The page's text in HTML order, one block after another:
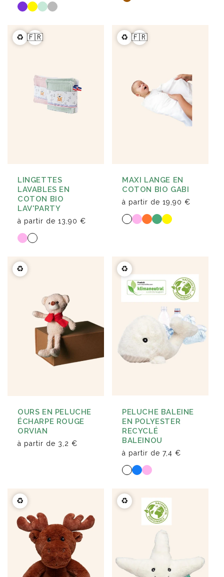
♻️ 🇫🇷
LINGETTES
LAVABLES EN
COTON BIO
LAV'PARTY
à partir de 13,90 €
♻️ 🇫🇷
MAXI LANGE EN
COTON BIO GABI
à partir de 19,90 €
♻️
OURS EN PELUCHE
ÉCHARPE ROUGE
ORVIAN
à partir de 3,2 €
♻️
PELUCHE BALEINE
EN POLYESTER
RECYCLÉ
BALEINOU
à partir de 7,4 €
♻️ ♻️